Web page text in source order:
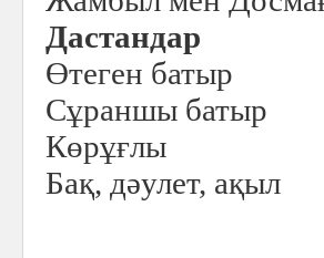
Дастандар
Өтеген батыр
Сұраншы батыр
Көрұғлы
Бақ, дәулет, ақыл